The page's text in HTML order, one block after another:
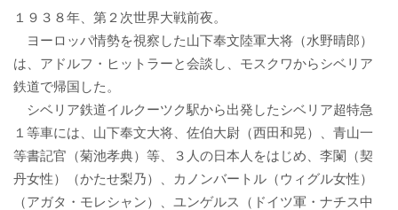
１９３８年、第２次世界大戦前夜。
ヨーロッパ情勢を視察した山下奉文陸軍大将（水野晴郎）
は、アドルフ・ヒットラーと会談し、モスクワからシベリア
鉄道で帰国した。
シベリア鉄道イルクーツク駅から出発したシベリア超特急
１等車には、山下奉文大将、佐伯大尉（西田和晃）、青山一
等書記官（菊池孝典）等、３人の日本人をはじめ、李闌（契
丹女性）（かたせ梨乃）、カノンバートル（ウィグル女性）
（アガタ・モレシャン）、ユンゲルス（ドイツ軍・ナチス中